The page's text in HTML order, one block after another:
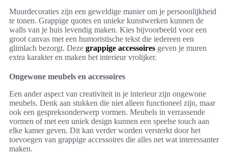
Muurdecoraties zijn een geweldige manier om je persoonlijkheid
te tonen. Grappige quotes en unieke kunstwerken kunnen de
walls van je huis levendig maken. Kies bijvoorbeeld voor een
groot canvas met een humoristische tekst die iedereen een
glimlach bezorgt. Deze grappige accessoires geven je muren
extra karakter en maken het interieur vrolijker.
Ongewone meubels en accessoires
Een ander aspect van creativiteit in je interieur zijn ongewone
meubels. Denk aan stukken die niet alleen functioneel zijn, maar
ook een gespreksonderwerp vormen. Meubels in verrassende
vormen of met een uniek design kunnen een speelse touch aan
elke kamer geven. Dit kan verder worden versterkt door het
toevoegen van grappige accessoires die alles net wat interessanter
maken.